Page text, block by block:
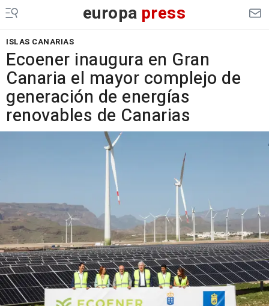
europa press
ISLAS CANARIAS
Ecoener inaugura en Gran
Canaria el mayor complejo de
generación de energías
renovables de Canarias